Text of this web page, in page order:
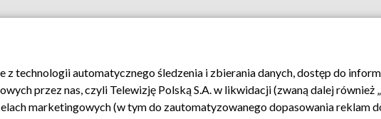
Moje zgody Pomoc Biuro reklamy Kontakt
technologii automatycznego śledzenia i zbierania danych, dostęp do
przez nas, czyli Telewizję Polską S.A. w likwidacji (zwaną dalej również
marketingowych (w tym do zautomatyzowanego dopasowania reklam